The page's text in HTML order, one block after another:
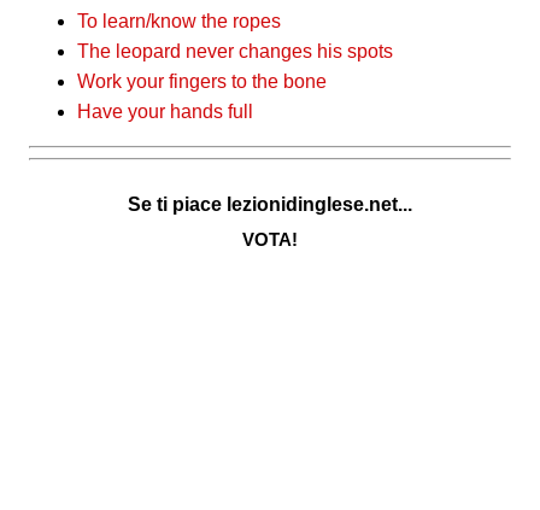
To learn/know the ropes
The leopard never changes his spots
Work your fingers to the bone
Have your hands full
Se ti piace lezionidinglese.net...
VOTA!